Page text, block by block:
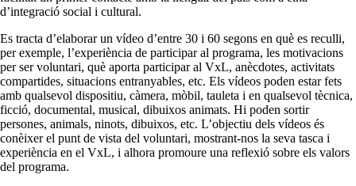
d’integració social i cultural.
Es tracta d’elaborar un vídeo d’entre 30 i 60 segons en què es reculli,
per exemple, l’experiència de participar al programa, les motivacions
per ser voluntari, què aporta participar al VxL, anècdotes, activitats
compartides, situacions entranyables, etc. Els vídeos poden estar fets
amb qualsevol dispositiu, càmera, mòbil, tauleta i en qualsevol tècnica,
ficció, documental, musical, dibuixos animats. Hi poden sortir
persones, animals, ninots, dibuixos, etc. L’objectiu dels vídeos és
conèixer el punt de vista del voluntari, mostrant-nos la seva tasca i
experiència en el VxL, i alhora promoure una reflexió sobre els valors
del programa.